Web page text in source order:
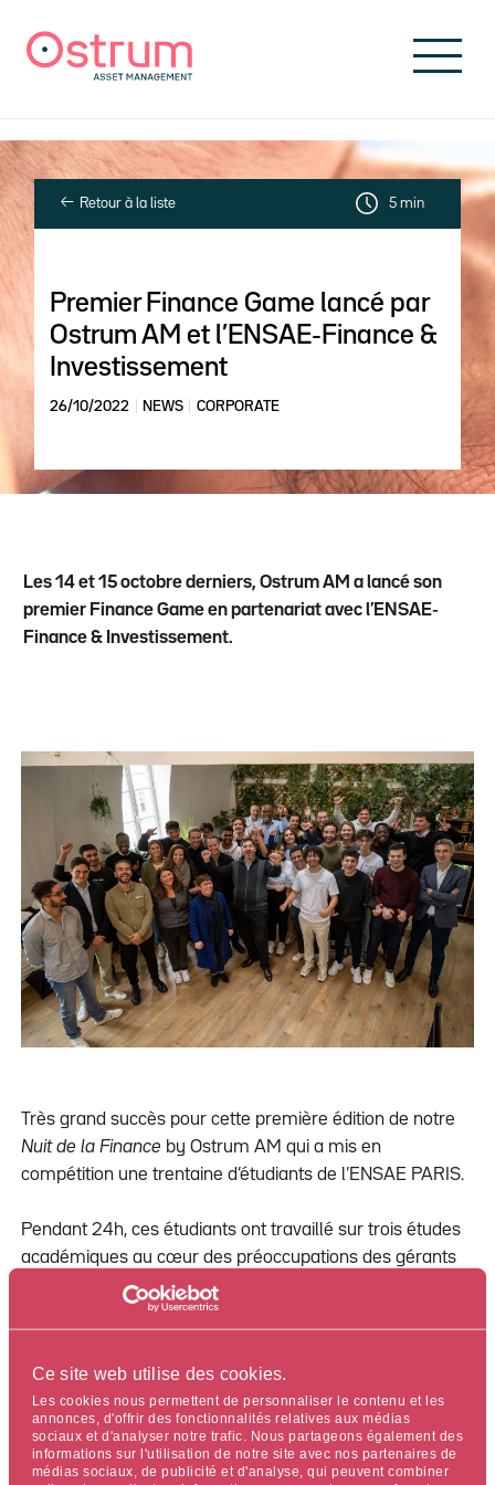
Ce site web utilise des cookies.
Les cookies nous permettent de personnaliser le contenu et les
annonces, d'offrir des fonctionnalités relatives aux médias
sociaux et d'analyser notre trafic. Nous partageons également des
informations sur l'utilisation de notre site avec nos partenaires de
médias sociaux, de publicité et d'analyse, qui peuvent combiner
Retour à la liste 5 min
Premier Finance Game lancé par
Ostrum AM et l’ENSAE-Finance &
Investissement
26/10/2022 NEWS CORPORATE
Les 14 et 15 octobre derniers, Ostrum AM a lancé son
premier Finance Game en partenariat avec l’ENSAE-
Finance & Investissement.
Très grand succès pour cette première édition de notre
Nuit de la Finance by Ostrum AM qui a mis en
compétition une trentaine d’étudiants de l’ENSAE PARIS.
Pendant 24h, ces étudiants ont travaillé sur trois études
académiques au cœur des préoccupations des gérants
d’actifs aujourd’hui : l’ #ESG & le climat, l’ #IA &
l’optimisation de portefeuille, ou aussi #machinelearning
Des gérants, analystes et experts en gestion quantitative
d’Ostrum AM les ont accompagnés dans l’appréhension
de leurs sujets.